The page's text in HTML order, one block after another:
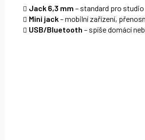
Jack 6,3 mm – standard pro studio
Mini jack– mobilní zařízení,
USB/Bluetooth – spíše domácí